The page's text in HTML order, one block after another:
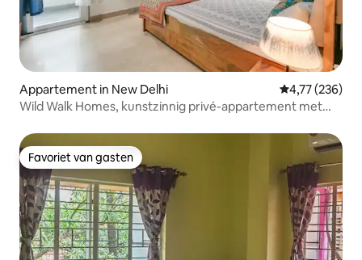
Appartement in New Delhi Gemiddelde
4,77 (236)
Wild Walk Homes, kunstzinnig privé-appartement met
Favoriet van gasten
Favoriet van gasten